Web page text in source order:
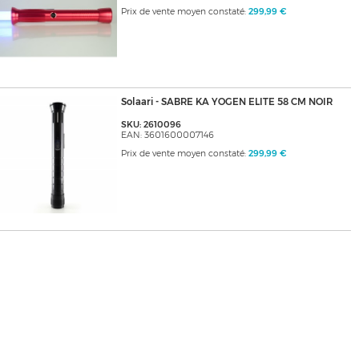
Prix de vente moyen constaté: 299,99 €
Solaari - SABRE KA YOGEN ELITE 58 CM NOIR
SKU: 2610096
EAN: 3601600007146
Prix de vente moyen constaté: 299,99 €